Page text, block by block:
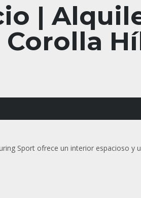
|
Sport ofrece un interior espacioso y